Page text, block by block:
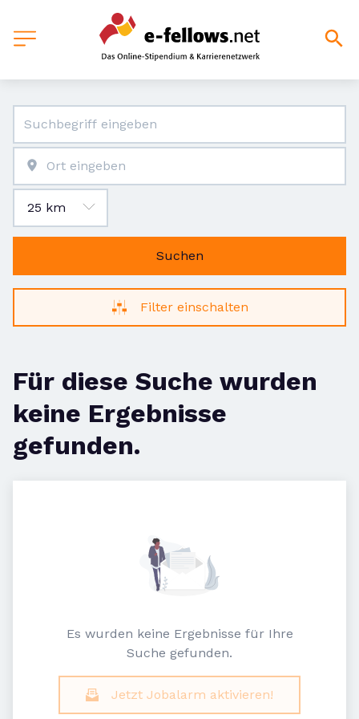
Suchen
Filter einschalten
Für diese Suche wurden
keine Ergebnisse
gefunden.
Es wurden keine Ergebnisse für Ihre
Suche gefunden.
Jetzt Jobalarm aktivieren!